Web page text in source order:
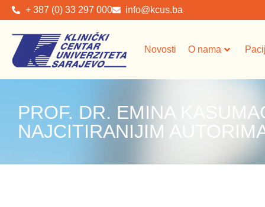
+ 387 (0) 33 297 000 info@kcus.ba
Novosti O nama
PROF. DR. EMINA
NAJCITIRANIJIM